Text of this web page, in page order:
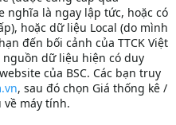
nghĩa là ngay lập tức, hoặc có
hoặc dữ liệu Local (do mình
đến bối cảnh của TTCK Việt
dữ liệu hiện có duy
của BSC. Các bạn truy
, sau đó chọn Giá thống kê /
về máy tính.